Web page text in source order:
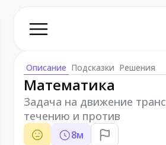
Описание Подсказки Решения
Математика
Задача на движение
течению и против
8м